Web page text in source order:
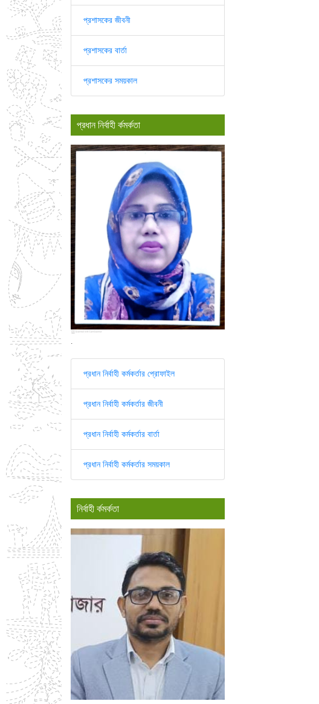
প্রশাসকের জীবনী
প্রশাসকের বার্তা
প্রশাসকের সময়কাল
প্রধান নির্বাহী র্কমর্কতা
.
প্রধান নির্বাহী কর্মকর্তার প্রোফাইল
প্রধান নির্বাহী কর্মকর্তার জীবনী
প্রধান নির্বাহী কর্মকর্তার বার্তা
প্রধান নির্বাহী কর্মকর্তার সময়কাল
নির্বাহী র্কমর্কতা